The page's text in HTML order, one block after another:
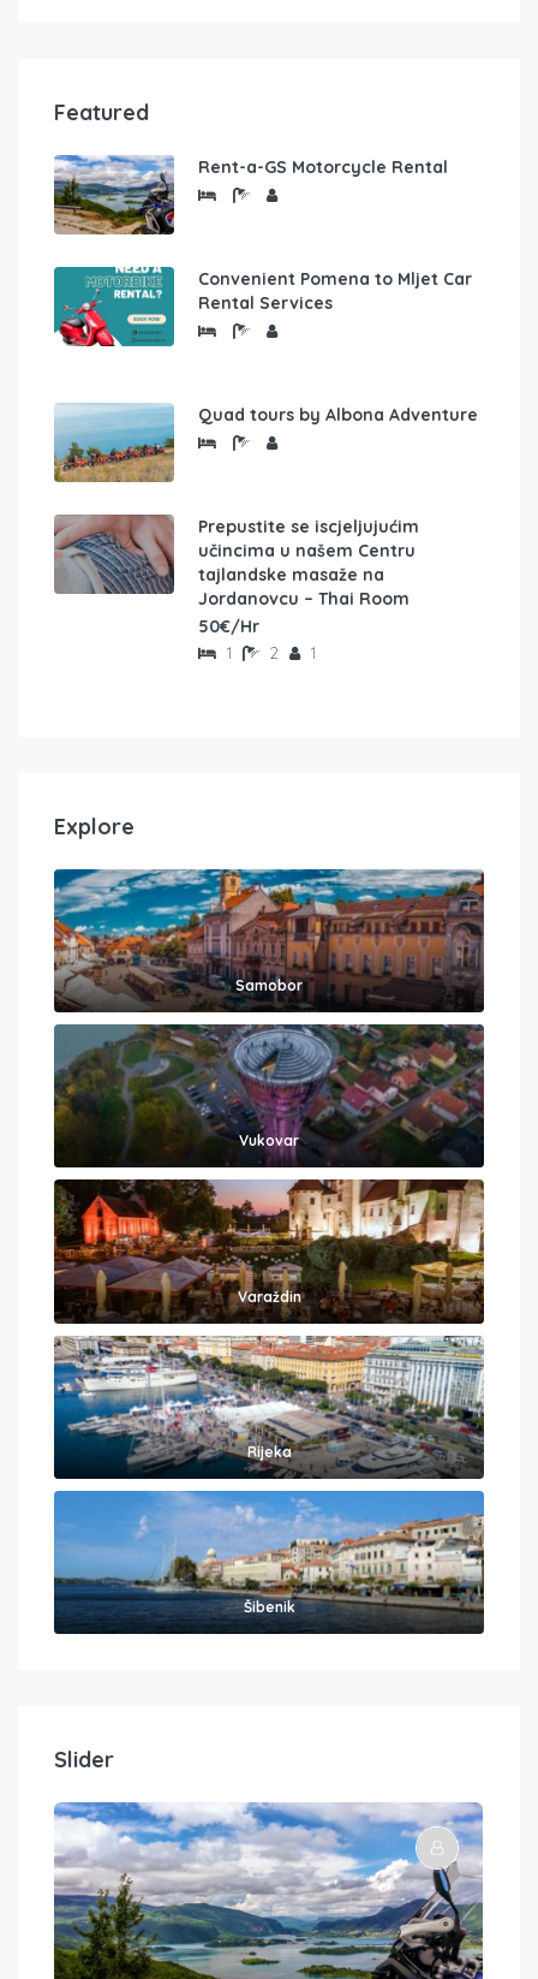
Featured
Rent-a-GS Motorcycle Rental
Convenient Pomena to Mljet Car
Rental Services
Quad tours by Albona Adventure
Prepustite se iscjeljujućim
učincima u našem Centru
tajlandske masaže na
Jordanovcu – Thai Room
50€/Hr
1 2 1
Explore
Samobor
Vukovar
Varaždin
Rijeka
Šibenik
Slider